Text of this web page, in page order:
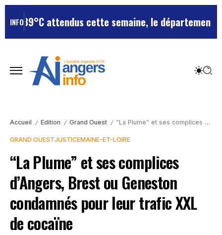
INFO
attendus cette semaine, le département reste en
Accueil / Edition / Grand Ouest / “La Plume” et ses complices d’Angers, Brest ou Geneston condamnés pour leur trafic XXL de cocaïne
GRAND OUESTJUSTICEMAINE-ET-LOIRE
“La Plume” et ses complices
d’Angers, Brest ou Geneston
condamnés pour leur trafic XXL
de cocaïne